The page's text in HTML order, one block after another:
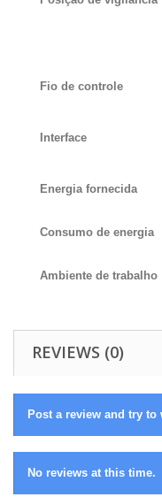
Fio de controle
Interface
Energia fornecida
Consumo de energia
Ambiente de trabalho
REVIEWS (0)
Post a review and try to
No reviews at this time.